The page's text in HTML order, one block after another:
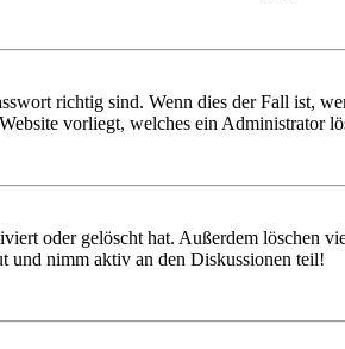
richtig sind. Wenn dies der Fall ist,
vorliegt, welches ein Administrator
oder gelöscht hat. Außerdem löschen
und nimm aktiv an den Diskussionen teil!